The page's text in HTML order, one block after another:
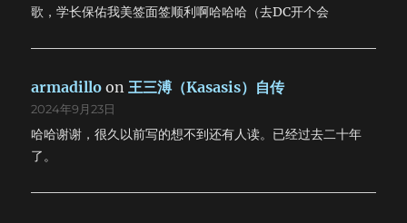
歌，学长保佑我美签面签顺利啊哈哈哈（去DC开个会
armadillo on王三溥（Kasasis）自传
2024年9月23日
哈哈谢谢，很久以前写的想不到还有人读。已经过去二十年
了。